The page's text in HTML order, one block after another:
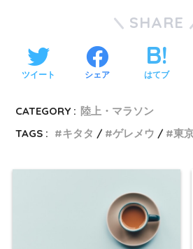
SHARE
ツイート シェア はてブ
CATEGORY : 陸上・マラソン
TAGS :
キタタ ゲレメウ 東